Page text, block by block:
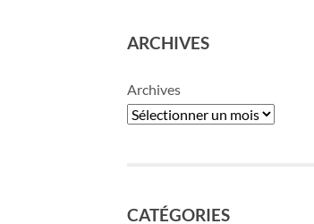
ARCHIVES
Archives
CATÉGORIES